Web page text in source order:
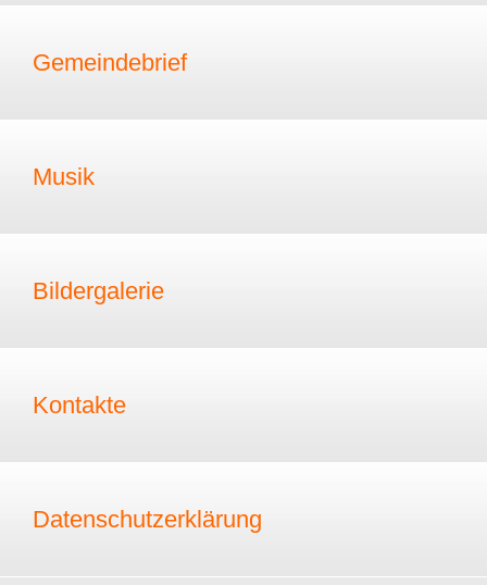
Gemeindebrief
Musik
Bildergalerie
Kontakte
Datenschutzerklärung